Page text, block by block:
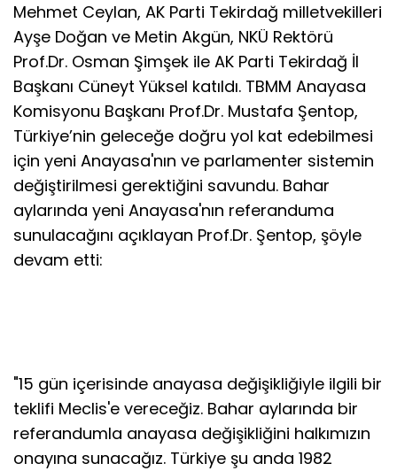
Mehmet Ceylan, AK Parti Tekirdağ milletvekilleri
Ayşe Doğan ve Metin Akgün, NKÜ Rektörü
Prof.Dr. Osman Şimşek ile AK Parti Tekirdağ İl
Başkanı Cüneyt Yüksel katıldı. TBMM Anayasa
Komisyonu Başkanı Prof.Dr. Mustafa Şentop,
Türkiye’nin geleceğe doğru yol kat edebilmesi
için yeni Anayasa'nın ve parlamenter sistemin
değiştirilmesi gerektiğini savundu. Bahar
aylarında yeni Anayasa'nın referanduma
sunulacağını açıklayan Prof.Dr. Şentop, şöyle
devam etti:
"15 gün içerisinde anayasa değişikliğiyle ilgili bir
teklifi Meclis'e vereceğiz. Bahar aylarında bir
referandumla anayasa değişikliğini halkımızın
onayına sunacağız. Türkiye şu anda 1982